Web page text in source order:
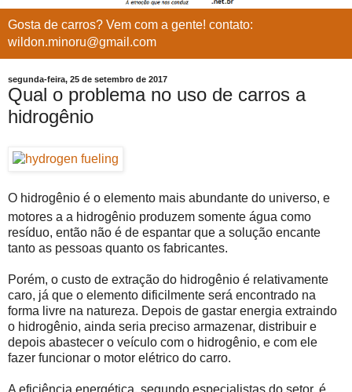
Gosta de carros? Vem com a gente! contato:
wildon.minoru@gmail.com
segunda-feira, 25 de setembro de 2017
Qual o problema no uso de carros a
hidrogênio
O hidrogênio é o elemento mais abundante do universo, e
motores a a hidrogênio produzem somente água como
resíduo, então não é de espantar que a solução encante
tanto as pessoas quanto os fabricantes.
Porém, o custo de extração do hidrogênio é relativamente
caro, já que o elemento dificilmente será encontrado na
forma livre na natureza. Depois de gastar energia extraindo
o hidrogênio, ainda seria preciso armazenar, distribuir e
depois abastecer o veículo com o hidrogênio, e com ele
fazer funcionar o motor elétrico do carro.
A eficiência energética, segundo especialistas do setor, é